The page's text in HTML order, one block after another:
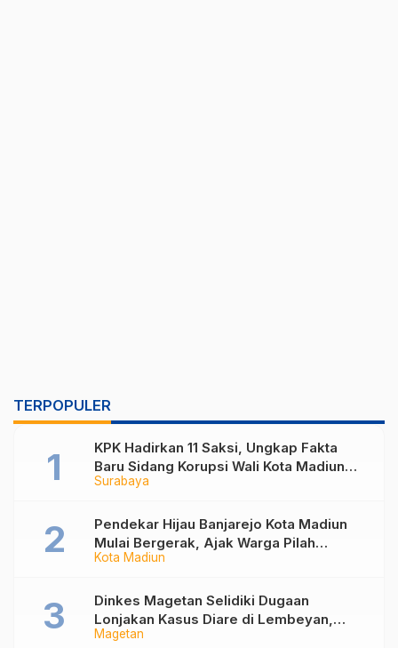
TERPOPULER
Surabaya
KPK Hadirkan 11 Saksi, Ungkap Fakta
Baru Sidang Korupsi Wali Kota Madiun
Nonaktif Maidi
Kota Madiun
Pendekar Hijau Banjarejo Kota Madiun
Mulai Bergerak, Ajak Warga Pilah
Sampah dari Rumah
Magetan
Dinkes Magetan Selidiki Dugaan
Lonjakan Kasus Diare di Lembeyan,
Lakukan Penyelidikan Epidemiologi